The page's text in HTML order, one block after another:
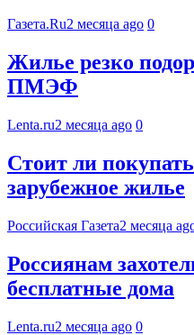
Газета.Ru2 месяца ago 0
Жилье резко
ПМЭФ
Lenta.ru2 месяца ago 0
Стоит ли
зарубежное жилье
Российская Газета2 месяца
Россиянам
бесплатные дома
Lenta.ru2 месяца ago 0